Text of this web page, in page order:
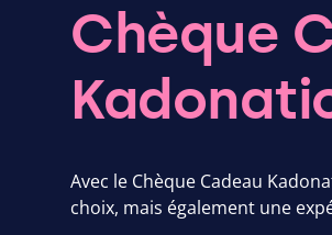
Chèque
Avec le Chèque Cadeau
choix, mais également une